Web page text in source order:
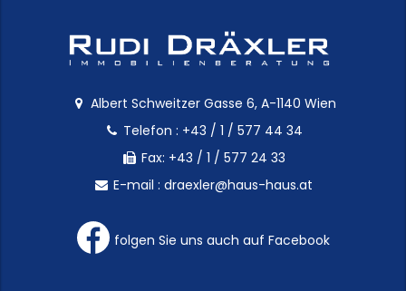
Albert Schweitzer Gasse 6, A-1140 Wien
Telefon : +43 / 1 / 577 44 34
Fax: +43 / 1 / 577 24 33
E-mail : draexler@haus-haus.at
folgen Sie uns auch auf Facebook